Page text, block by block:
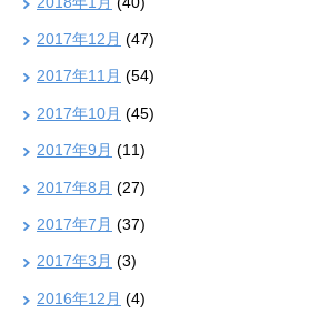
2017年12月 (47)
2017年11月 (54)
2017年10月 (45)
2017年9月 (11)
2017年8月 (27)
2017年7月 (37)
2017年3月 (3)
2016年12月 (4)